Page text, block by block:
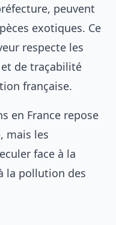
peuvent
exotiques. Ce
respecte les
de traçabilité
française.
en France repose
mais les
face à la
la pollution des